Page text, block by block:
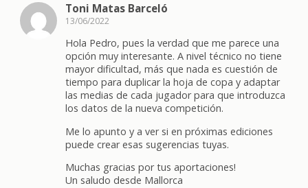
Toni Matas Barceló
13/06/2022
Hola Pedro, pues la verdad que me parece una
opción muy interesante. A nivel técnico no tiene
mayor dificultad, más que nada es cuestión de
tiempo para duplicar la hoja de copa y adaptar
las medias de cada jugador para que introduzca
los datos de la nueva competición.
Me lo apunto y a ver si en próximas ediciones
puede crear esas sugerencias tuyas.
Muchas gracias por tus aportaciones!
Un saludo desde Mallorca